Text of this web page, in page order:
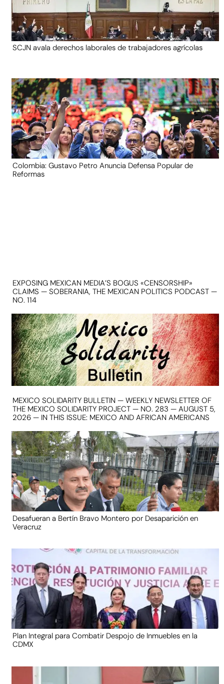
SCJN avala derechos laborales de trabajadores agrícolas
Colombia: Gustavo Petro Anuncia Defensa Popular de
Reformas
EXPOSING MEXICAN MEDIA’S BOGUS «CENSORSHIP»
CLAIMS — SOBERANIA, THE MEXICAN POLITICS PODCAST —
NO. 114
MEXICO SOLIDARITY BULLETIN — WEEKLY NEWSLETTER OF
THE MEXICO SOLIDARITY PROJECT — NO. 283 — AUGUST 5,
2026 — IN THIS ISSUE: MEXICO AND AFRICAN AMERICANS
Desafueran a Bertín Bravo Montero por Desaparición en
Veracruz
Plan Integral para Combatir Despojo de Inmuebles en la
CDMX